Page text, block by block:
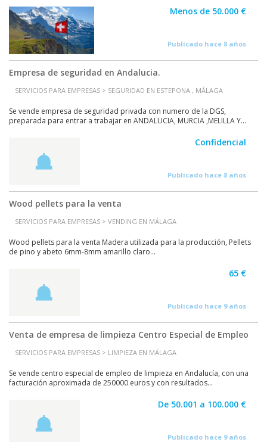
Menos de 50.000 €
Publicado hace 8 años
Empresa de seguridad en Andalucia.
SERVICIOS PARA EMPRESAS > SEGURIDAD EN ESTEPONA , MÁLAGA
Se vende empresa de seguridad privada con numero de la DGS,
preparada para entrar a trabajar en ANDALUCIA, MURCIA ,MELILLA Y...
Confidencial
Publicado hace 8 años
Wood pellets para la venta
SERVICIOS PARA EMPRESAS > VENDING EN MÁLAGA
Wood pellets para la venta Madera utilizada para la producción, Pellets
de pino y abeto 6mm-8mm amarillo claro...
65 €
Publicado hace 9 años
Venta de empresa de limpieza Centro Especial de Empleo
SERVICIOS PARA EMPRESAS > LIMPIEZA EN MÁLAGA
Se vende centro especial de empleo de limpieza en Andalucía, con una
facturación aproximada de 250000 euros y con resultados...
De 50.001 a 100.000 €
Publicado hace 9 años